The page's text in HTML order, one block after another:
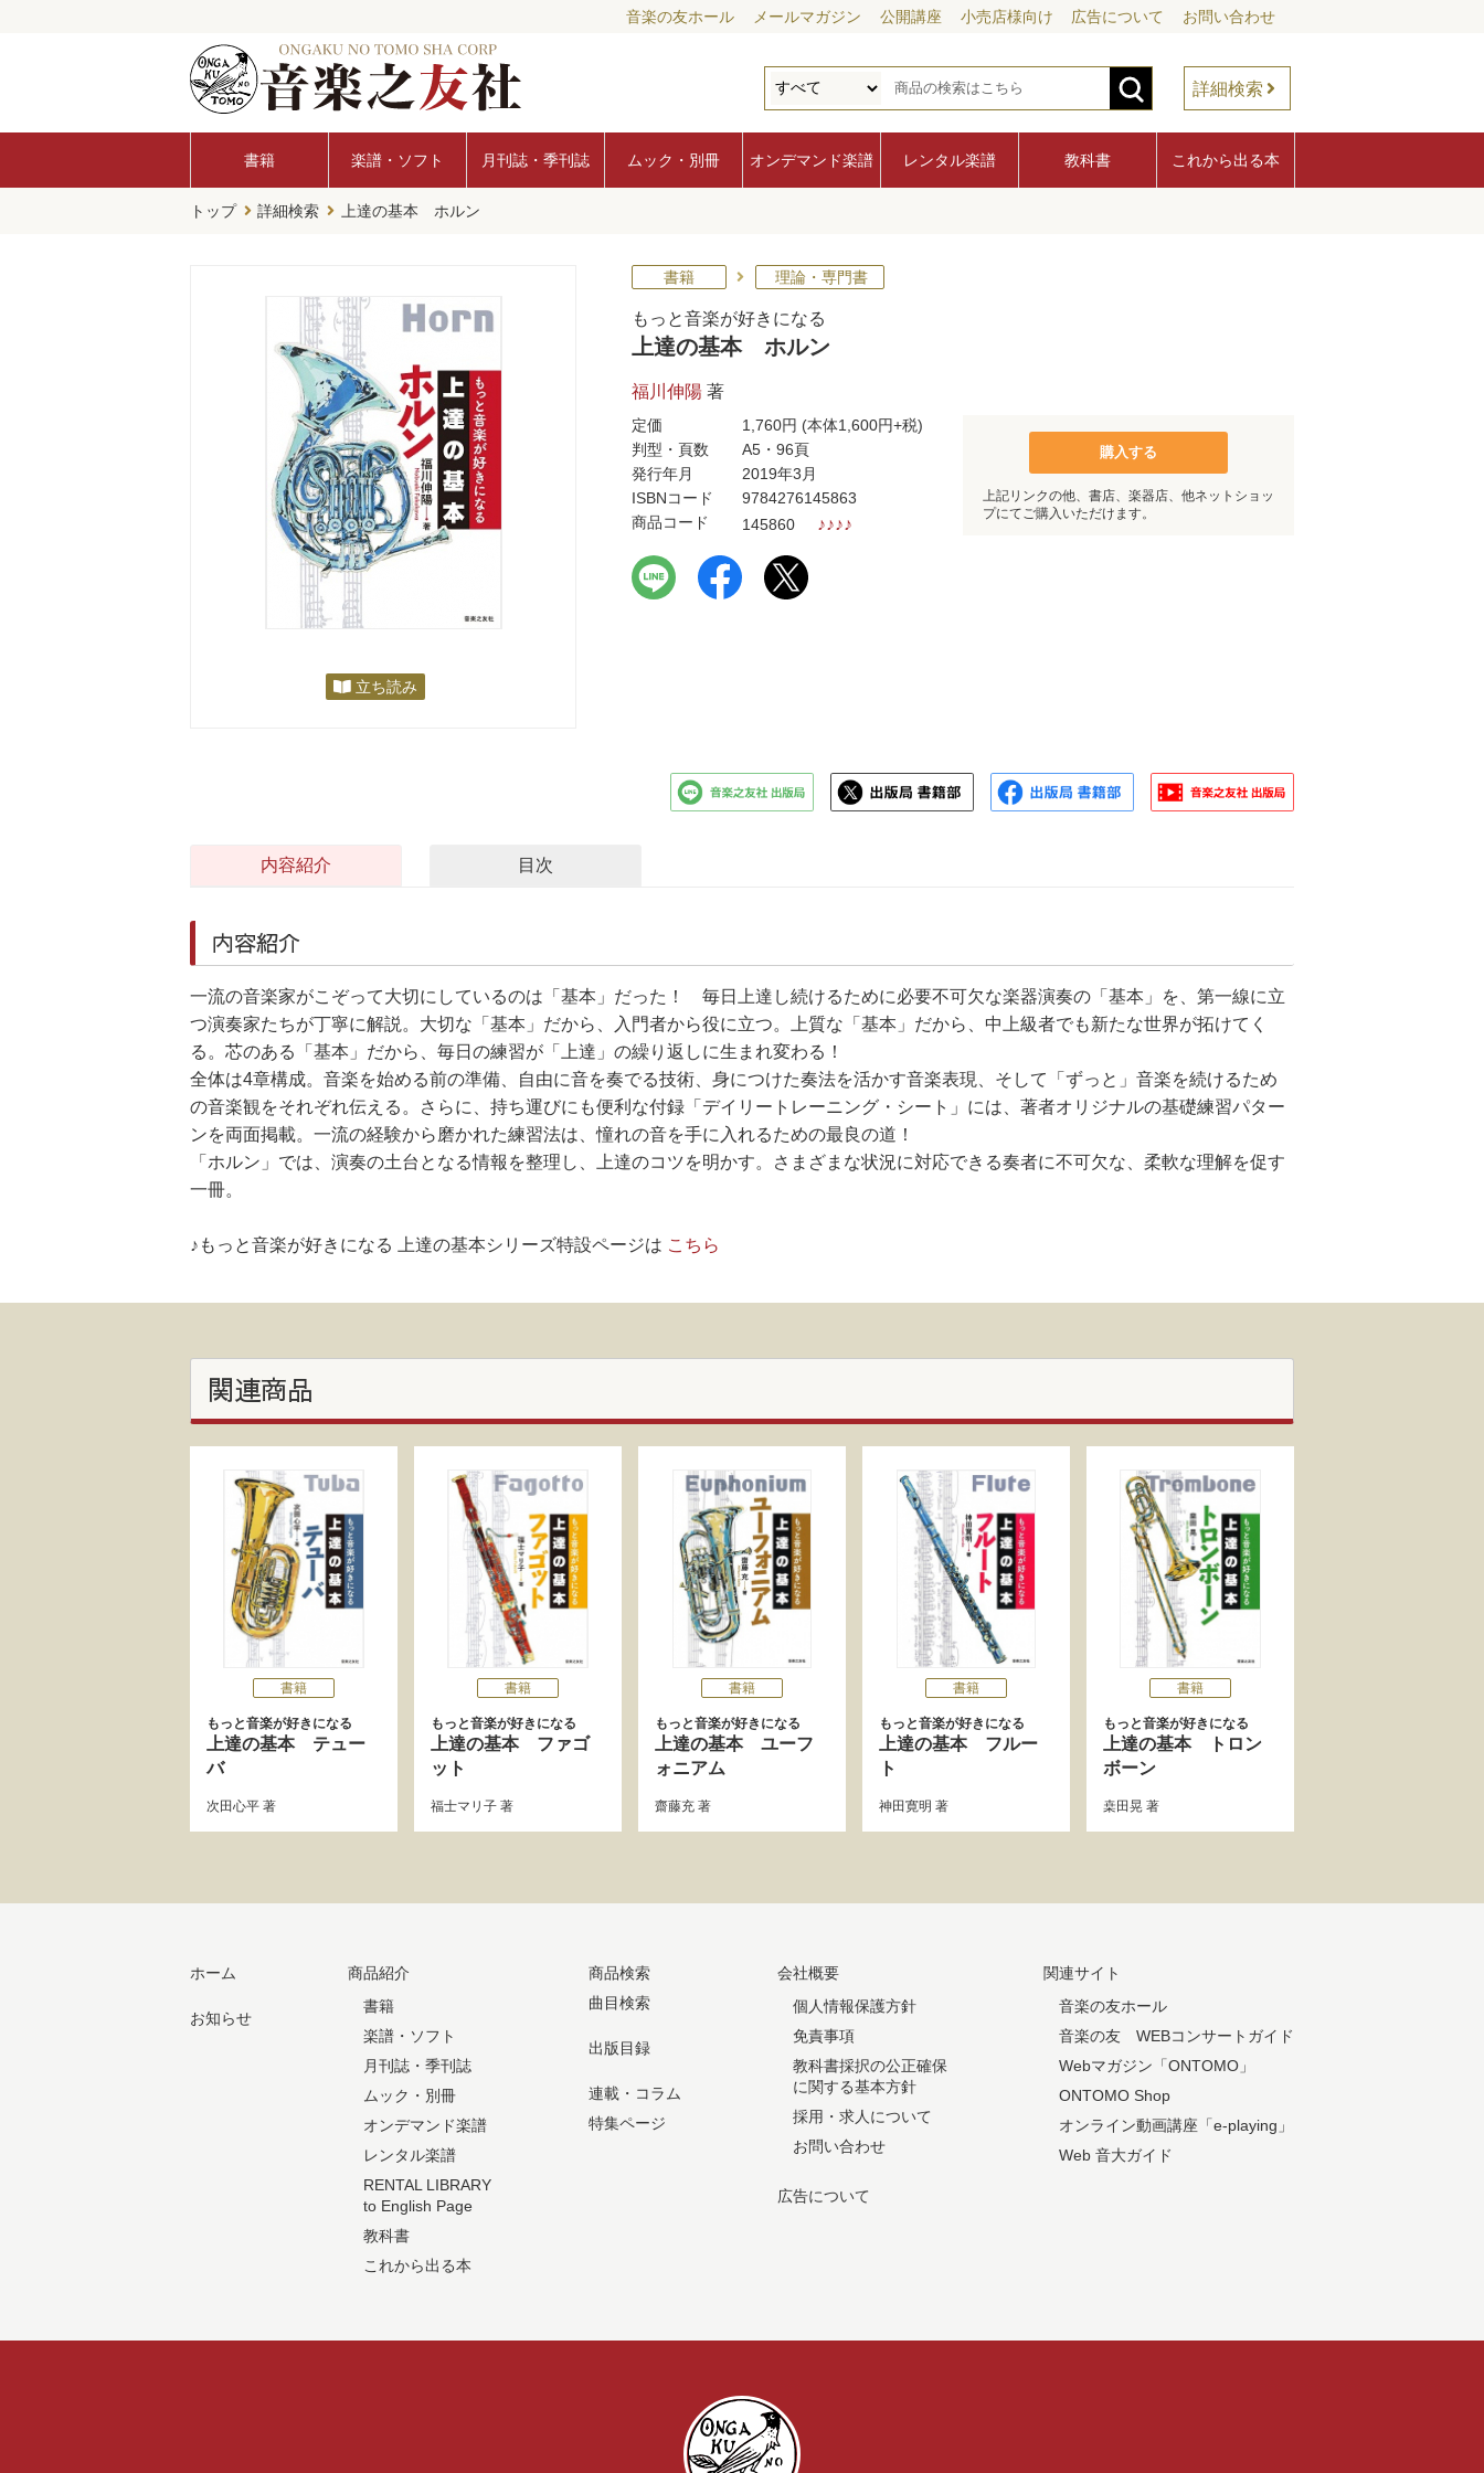
音楽の友ホール メールマガジン 公開講座 小売店様向け 広告について お問い合わせ
詳細検索
書籍 楽譜・ソフト 月刊誌・季刊誌 ムック・別冊 オンデマンド楽譜 レンタル楽譜 教科書 これから出る本
トップ 詳細検索 上達の基本 ホルン
立ち読み
書籍 理論・専門書
もっと音楽が好きになる
上達の基本 ホルン
福川伸陽 著
定価 1,760円 (本体1,600円+税)
判型・頁数
A5・96頁
発行年月
2019年3月
ISBNコード
9784276145863
商品コード
145860 ♪♪♪♪
購入する
上記リンクの他、書店、楽器店、他ネットショッ
プにてご購入いただけます。
内容紹介 目次
内容紹介
一流の音楽家がこぞって大切にしているのは「基本」だった！ 毎日上達し続けるために必要不可欠な楽器演奏の「基本」を、第一線に立
つ演奏家たちが丁寧に解説。大切な「基本」だから、入門者から役に立つ。上質な「基本」だから、中上級者でも新たな世界が拓けてく
る。芯のある「基本」だから、毎日の練習が「上達」の繰り返しに生まれ変わる！
全体は4章構成。音楽を始める前の準備、自由に音を奏でる技術、身につけた奏法を活かす音楽表現、そして「ずっと」音楽を続けるため
の音楽観をそれぞれ伝える。さらに、持ち運びにも便利な付録「デイリートレーニング・シート」には、著者オリジナルの基礎練習パター
ンを両面掲載。一流の経験から磨かれた練習法は、憧れの音を手に入れるための最良の道！
「ホルン」では、演奏の土台となる情報を整理し、上達のコツを明かす。さまざまな状況に対応できる奏者に不可欠な、柔軟な理解を促す
一冊。
♪もっと音楽が好きになる 上達の基本シリーズ特設ページは こちら
関連商品
書籍
もっと音楽が好きになる
上達の基本 テュー
バ
次田心平 著
書籍
もっと音楽が好きになる
上達の基本 ファゴ
ット
福士マリ子 著
書籍
もっと音楽が好きになる
上達の基本 ユーフ
ォニアム
齋藤充 著
書籍
もっと音楽が好きになる
上達の基本 フルー
ト
神田寛明 著
書籍
もっと音楽が好きになる
上達の基本 トロン
ボーン
桒田晃 著
ホーム
お知らせ
商品紹介
書籍
楽譜・ソフト
月刊誌・季刊誌
ムック・別冊
オンデマンド楽譜
レンタル楽譜
RENTAL LIBRARY
to English Page
教科書
これから出る本
商品検索
曲目検索
出版目録
連載・コラム
特集ページ
会社概要
個人情報保護方針
免責事項
教科書採択の公正確保
に関する基本方針
採用・求人について
お問い合わせ
広告について
関連サイト
音楽の友ホール
音楽の友 WEBコンサートガイド
Webマガジン「ONTOMO」
ONTOMO Shop
オンライン動画講座「e-playing」
Web 音大ガイド